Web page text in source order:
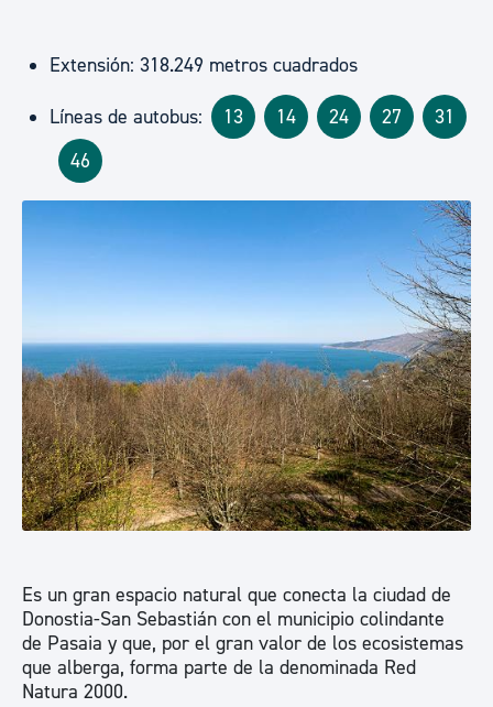
Extensión: 318.249 metros cuadrados
Líneas de autobus: 13 14 24 27
31
46
Es un gran espacio natural que conecta la ciudad de
Donostia-San Sebastián con el municipio colindante
de Pasaia y que, por el gran valor de los ecosistemas
que alberga, forma parte de la denominada Red
Natura 2000.